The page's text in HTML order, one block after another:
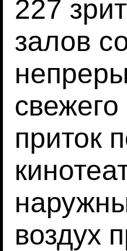
227
залов
приток
воздух